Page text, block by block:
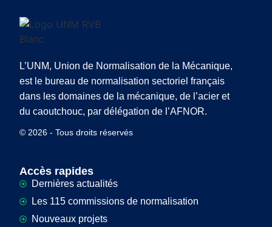
L’UNM, Union de Normalisation de la Mécanique,
est le bureau de normalisation sectoriel français
dans les domaines de la mécanique, de l’acier et
du caoutchouc, par délégation de l’AFNOR.
© 2026 - Tous droits réservés
Accès rapides
Dernières actualités
Les 115 commissions de normalisation
Nouveaux projets